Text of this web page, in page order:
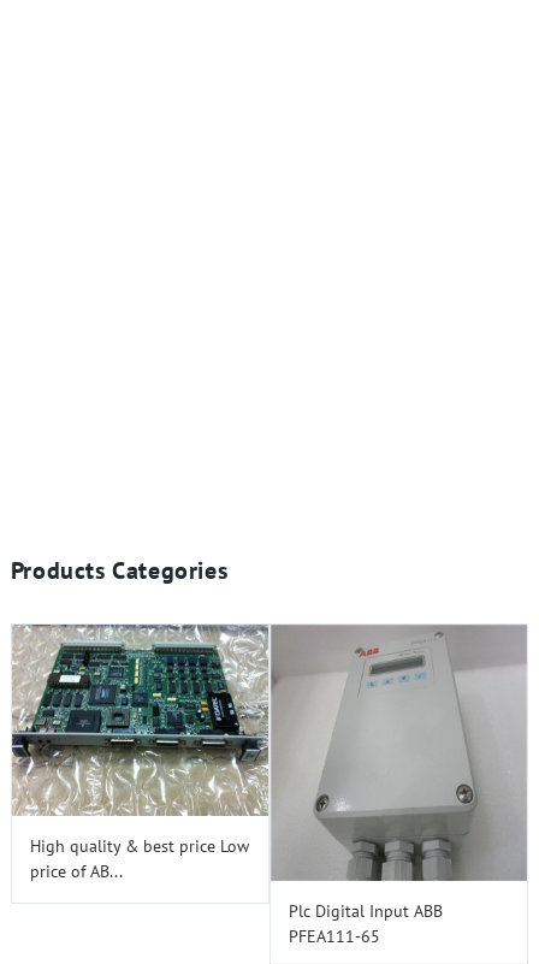
Products Categories
High quality & best price Low
price of AB...
Plc Digital Input ABB
PFEA111-65